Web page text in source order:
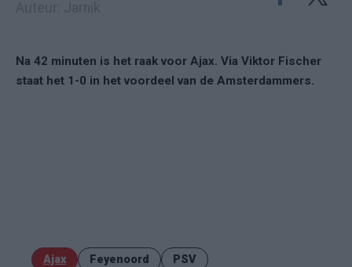
Na 42 minuten is het raak voor Ajax. Via Viktor Fischer
staat het 1-0 in het voordeel van de Amsterdammers.
Ajax Feyenoord PSV